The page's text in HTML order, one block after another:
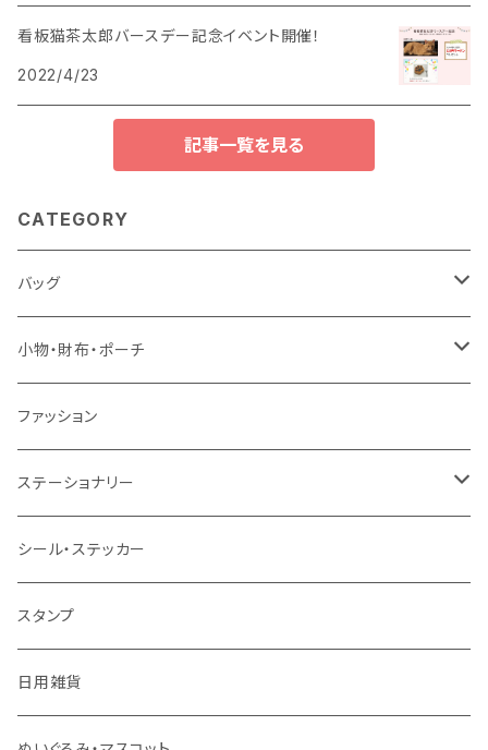
看板猫茶太郎バースデー記念イベント開催！
2022/4/23
記事一覧を見る
CATEGORY
バッグ
トートバッグ
ショルダーバッグ
リュック
小物・財布・ポーチ
ポーチ
財布
巾着
キーホルダー
その他
ファッション
ステーショナリー
マステ・テープ
筆記具
メモ帳・フセン・ノート
シール・ステッカー
スタンプ
日用雑貨